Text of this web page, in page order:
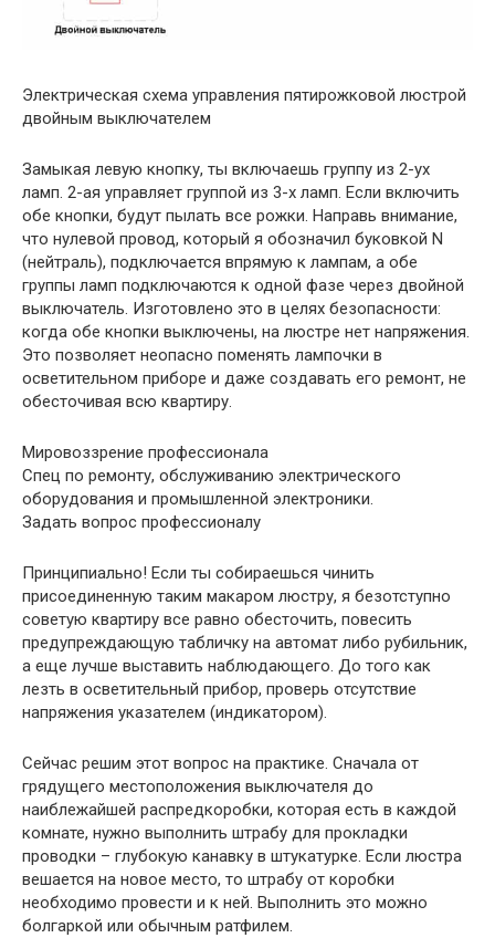
Электрическая схема управления пятирожковой люстрой
двойным выключателем
Замыкая левую кнопку, ты включаешь группу из 2-ух
ламп. 2-ая управляет группой из 3-х ламп. Если включить
обе кнопки, будут пылать все рожки. Направь внимание,
что нулевой провод, который я обозначил буковкой N
(нейтраль), подключается впрямую к лампам, а обе
группы ламп подключаются к одной фазе через двойной
выключатель. Изготовлено это в целях безопасности:
когда обе кнопки выключены, на люстре нет напряжения.
Это позволяет неопасно поменять лампочки в
осветительном приборе и даже создавать его ремонт, не
обесточивая всю квартиру.
Мировоззрение профессионала
Спец по ремонту, обслуживанию электрического
оборудования и промышленной электроники.
Задать вопрос профессионалу
Принципиально! Если ты собираешься чинить
присоединенную таким макаром люстру, я безотступно
советую квартиру все равно обесточить, повесить
предупреждающую табличку на автомат либо рубильник,
а еще лучше выставить наблюдающего. До того как
лезть в осветительный прибор, проверь отсутствие
напряжения указателем (индикатором).
Сейчас решим этот вопрос на практике. Сначала от
грядущего местоположения выключателя до
наиблежайшей распредкоробки, которая есть в каждой
комнате, нужно выполнить штрабу для прокладки
проводки – глубокую канавку в штукатурке. Если люстра
вешается на новое место, то штрабу от коробки
необходимо провести и к ней. Выполнить это можно
болгаркой или обычным ратфилем.